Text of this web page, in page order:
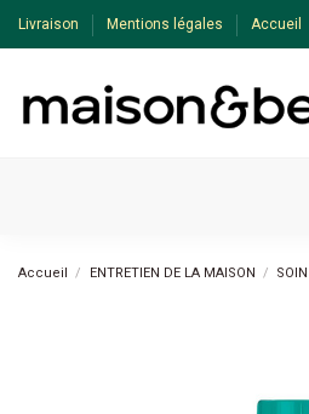
Livraison Mentions légales Accueil
Accueil ENTRETIEN DE LA MAISON